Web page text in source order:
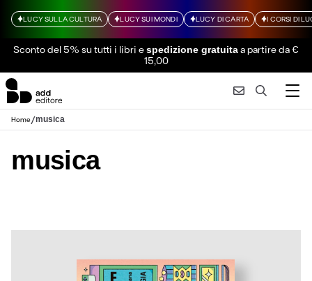
LUCY SULLA CULTURA LUCY SUI MONDI LUCY DI CARTA I CORSI DI
Sconto del 5% su tutti i libri espedizione gratuitaa partire da €
15,00
Home/musica
musica